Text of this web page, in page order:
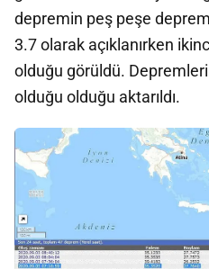
depremin peş peşe
3.7 olarak açıklanırken
olduğu görüldü.
olduğu olduğu aktarıldı.